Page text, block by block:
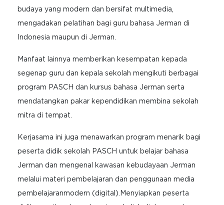
budaya yang modern dan bersifat multimedia,
mengadakan pelatihan bagi guru bahasa Jerman di
Indonesia maupun di Jerman.
Manfaat lainnya memberikan kesempatan kepada
segenap guru dan kepala sekolah mengikuti berbagai
program PASCH dan kursus bahasa Jerman serta
mendatangkan pakar kependidikan membina sekolah
mitra di tempat.
Kerjasama ini juga menawarkan program menarik bagi
peserta didik sekolah PASCH untuk belajar bahasa
Jerman dan mengenal kawasan kebudayaan Jerman
melalui materi pembelajaran dan penggunaan media
pembelajaranmodern (digital).Menyiapkan peserta